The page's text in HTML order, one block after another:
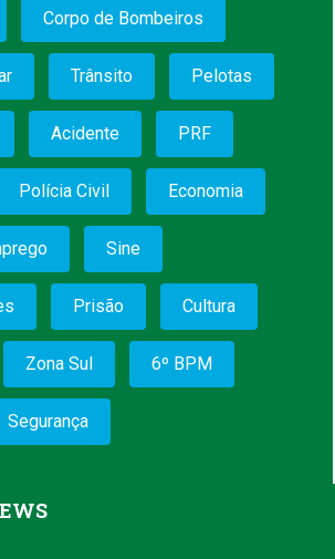
Corpo de Bombeiros
Trânsito Pelotas
Acidente PRF
Polícia Civil Economia
Sine
Prisão Cultura
Zona Sul 6º BPM
Segurança